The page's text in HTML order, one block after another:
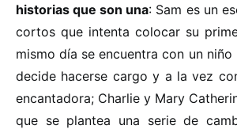
historias que son una: Sam es un
cortos que intenta colocar su
mismo día se encuentra con un
decide hacerse cargo y a la vez
encantadora; Charlie y Mary
que se plantea una serie de